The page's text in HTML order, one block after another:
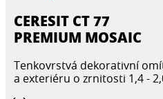
CERESIT CT 77
PREMIUM MOSAIC
Tenkovrstvá dekorativní
a exteriéru o zrnitosti 1,4 -